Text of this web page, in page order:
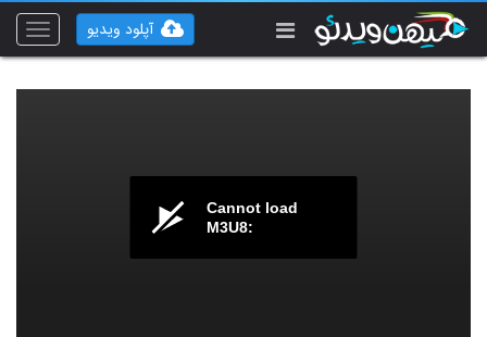
Toggle
آپلود ویدیو
Cannot load
M3U8: